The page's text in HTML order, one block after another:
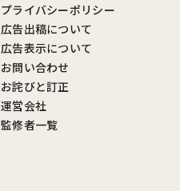
プライバシーポリシー
広告出稿について
広告表示について
お問い合わせ
お詫びと訂正
運営会社
監修者一覧